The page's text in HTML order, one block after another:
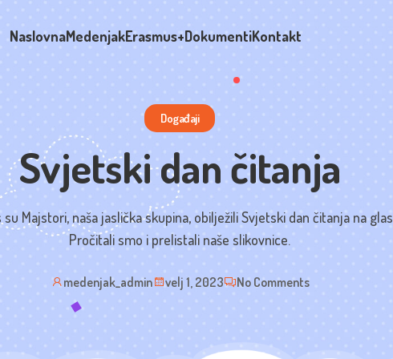
NaslovnaMedenjakErasmus+DokumentiKontakt
Događaji
Svjetski dan čitanja
su Majstori, naša jaslička skupina, obilježili Svjetski dan čitanja na glas
Pročitali smo i prelistali naše slikovnice.
medenjak_admin velj 1, 2023 No Comments